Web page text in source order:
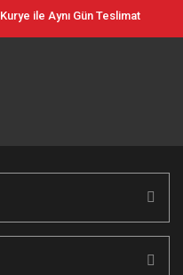
Kurye ile Aynı Gün Teslimat